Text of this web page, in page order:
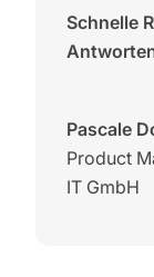
Schnelle
Pascale
Product
IT GmbH